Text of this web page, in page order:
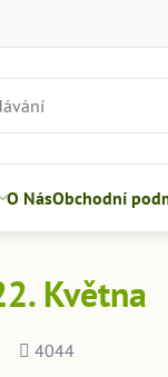
O NásObchodní
Května
Počet
4044